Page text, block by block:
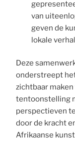
van
geven de
lokale
Deze
onderstreept
zichtbaar
tentoonstelling
perspectieven
door de kracht
Afrikaanse